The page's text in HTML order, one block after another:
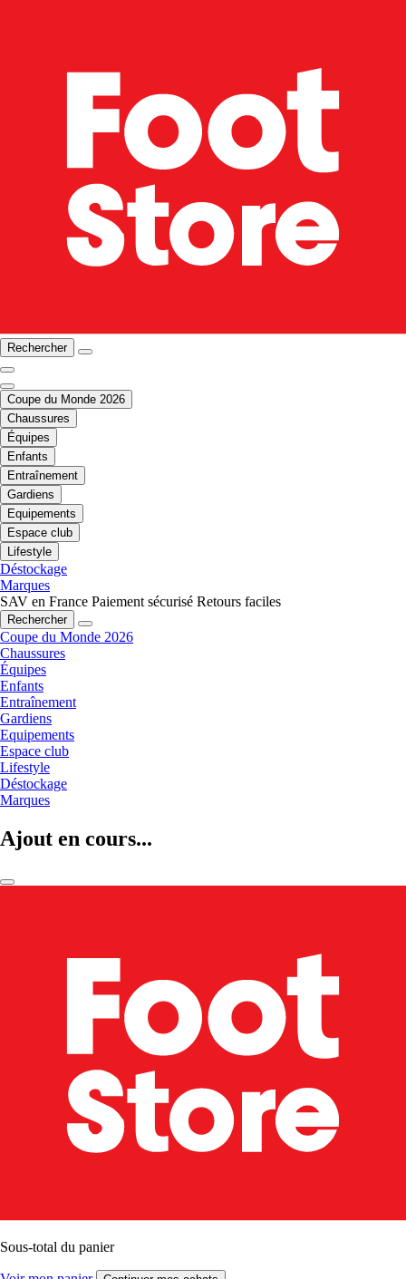
Rechercher
Coupe du Monde 2026
Chaussures
Équipes
Enfants
Entraînement
Gardiens
Equipements
Espace club
Lifestyle
Déstockage
Marques
SAV en France Paiement sécurisé Retours faciles
Rechercher
Coupe du Monde 2026
Chaussures
Équipes
Enfants
Entraînement
Gardiens
Equipements
Espace club
Lifestyle
Déstockage
Marques
Ajout en cours...
Sous-total du panier